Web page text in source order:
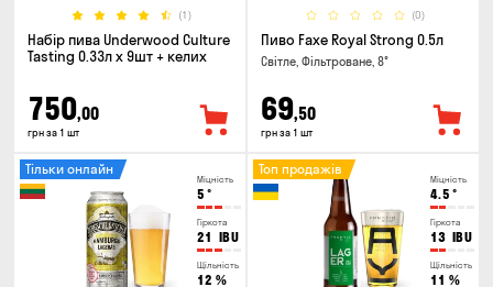
(1)
Набір пива Underwood Culture
Tasting 0.33л x 9шт + келих
750,00
грн за 1 шт
(0)
Пиво Faxe Royal Strong 0.5л
Світле, Фільтроване, 8°
69,50
грн за 1 шт
Міцність
5 °
Гіркота
21 IBU
Щільність
12 %
Тільки онлайн
Міцність
4.5 °
Гіркота
13 IBU
Щільність
11 %
Топ продажів